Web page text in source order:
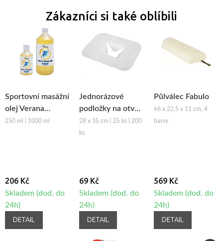
Zákazníci si také oblíbili
Sportovní masážní
olej Verana
Recovery
250 ml | 1000 ml
206 Kč
Skladem (dod. do
24h)
DETAIL
Jednorázové
podložky na otvor
obličeje z netkané
textilie Fabulo
28 x 35 cm | 25 ks | 200
ks
69 Kč
Skladem (dod. do
24h)
DETAIL
Půlválec Fabulo
66 x 22,5 x 11 cm, 4
barvy
569 Kč
Skladem (dod. do
24h)
DETAIL